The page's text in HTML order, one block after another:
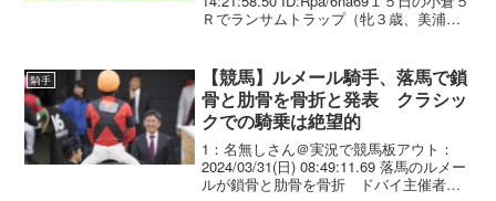
Ｒでランサムトラップ（牝３歳、美浦・
スを崩し落馬。競走中止と...
騎手
【競馬】ルメール騎手、落馬で鎖
骨と肋骨を骨折と発表 クラシッ
クでの騎乗は絶望的
1：名無しさん＠実況で競馬板アウト：
2024/03/31(日) 08:49:11.69 落馬のルメー
ルが鎖骨と肋骨を骨折 ドバイ主催者が